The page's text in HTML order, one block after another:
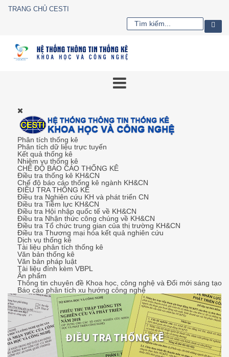
TRANG CHỦ CESTI
Phân tích thống kê
Phân tích dữ liệu trực tuyến
Kết quả thống kê
Nhiệm vụ thống kê
CHẾ ĐỘ BÁO CÁO THỐNG KÊ
Điều tra thống kê KH&CN
Chế độ báo cáo thống kê ngành KH&CN
ĐIỀU TRA THỐNG KÊ
Điều tra Nghiên cứu KH và phát triển CN
Điều tra Tiềm lực KH&CN
Điều tra Hội nhập quốc tế về KH&CN
Điều tra Nhận thức công chúng về KH&CN
Điều tra Tổ chức trung gian của thị trường KH&CN
Điều tra Thương mại hóa kết quả nghiên cứu
Dịch vụ thống kê
Tài liệu phân tích thống kê
Văn bản thống kê
Văn bản pháp luật
Tài liệu đính kèm VBPL
Ấn phẩm
Thông tin chuyên đề Khoa học, công nghệ và Đổi mới sáng tạo
Báo cáo phân tích xu hướng công nghệ
ĐIỀU TRA THỐNG KÊ